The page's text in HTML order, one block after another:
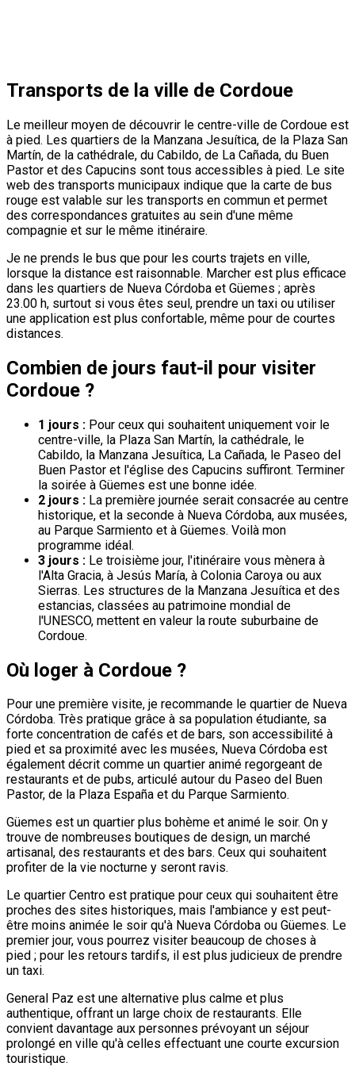
Transports de la ville de Cordoue
Le meilleur moyen de découvrir le centre-ville de Cordoue est
à pied. Les quartiers de la Manzana Jesuítica, de la Plaza San
Martín, de la cathédrale, du Cabildo, de La Cañada, du Buen
Pastor et des Capucins sont tous accessibles à pied. Le site
web des transports municipaux indique que la carte de bus
rouge est valable sur les transports en commun et permet
des correspondances gratuites au sein d'une même
compagnie et sur le même itinéraire.
Je ne prends le bus que pour les courts trajets en ville,
lorsque la distance est raisonnable. Marcher est plus efficace
dans les quartiers de Nueva Córdoba et Güemes ; après
23.00 h, surtout si vous êtes seul, prendre un taxi ou utiliser
une application est plus confortable, même pour de courtes
distances.
Combien de jours faut-il pour visiter
Cordoue ?
1 jours : Pour ceux qui souhaitent uniquement voir le
centre-ville, la Plaza San Martín, la cathédrale, le
Cabildo, la Manzana Jesuítica, La Cañada, le Paseo del
Buen Pastor et l'église des Capucins suffiront. Terminer
la soirée à Güemes est une bonne idée.
2 jours : La première journée serait consacrée au centre
historique, et la seconde à Nueva Córdoba, aux musées,
au Parque Sarmiento et à Güemes. Voilà mon
programme idéal.
3 jours : Le troisième jour, l'itinéraire vous mènera à
l'Alta Gracia, à Jesús María, à Colonia Caroya ou aux
Sierras. Les structures de la Manzana Jesuítica et des
estancias, classées au patrimoine mondial de
l'UNESCO, mettent en valeur la route suburbaine de
Cordoue.
Où loger à Cordoue ?
Pour une première visite, je recommande le quartier de Nueva
Córdoba. Très pratique grâce à sa population étudiante, sa
forte concentration de cafés et de bars, son accessibilité à
pied et sa proximité avec les musées, Nueva Córdoba est
également décrit comme un quartier animé regorgeant de
restaurants et de pubs, articulé autour du Paseo del Buen
Pastor, de la Plaza España et du Parque Sarmiento.
Güemes est un quartier plus bohème et animé le soir. On y
trouve de nombreuses boutiques de design, un marché
artisanal, des restaurants et des bars. Ceux qui souhaitent
profiter de la vie nocturne y seront ravis.
Le quartier Centro est pratique pour ceux qui souhaitent être
proches des sites historiques, mais l'ambiance y est peut-
être moins animée le soir qu'à Nueva Córdoba ou Güemes. Le
premier jour, vous pourrez visiter beaucoup de choses à
pied ; pour les retours tardifs, il est plus judicieux de prendre
un taxi.
General Paz est une alternative plus calme et plus
authentique, offrant un large choix de restaurants. Elle
convient davantage aux personnes prévoyant un séjour
prolongé en ville qu'à celles effectuant une courte excursion
touristique.